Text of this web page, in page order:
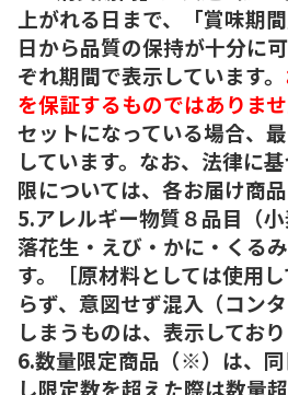
上がれる日まで、「賞味期間
日から品質の保持が十分に
ぞれ期間で表示しています。
を保証するものではありませ
セットになっている場合、
しています。なお、法律に
限については、各お届け商品
5.アレルギー物質８品目（
落花生・えび・かに・くる
す。［原材料としては使用
らず、意図せず混入（コン
しまうものは、表示しており
6.数量限定商品（※）は、
し限定数を超えた際は数量